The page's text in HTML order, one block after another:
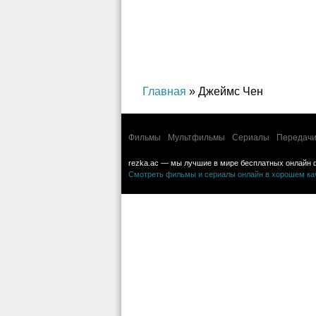
Главная » Джеймс Чен
Фильмы Мультфильмы Сериалы
rezka.ac — мы лучшие в мире бесплатных онлайн
Смотреть фильмы и сериалы онлайн в хорошем